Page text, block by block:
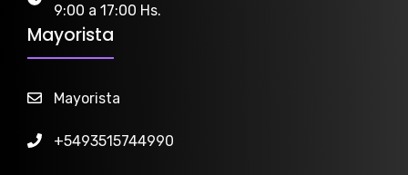
9:00 a 17:00 Hs.
Mayorista
Mayorista
+5493515744990